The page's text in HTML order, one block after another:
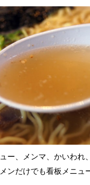
ー、メンマ、かいわれ
ンだけでも看板メニュ